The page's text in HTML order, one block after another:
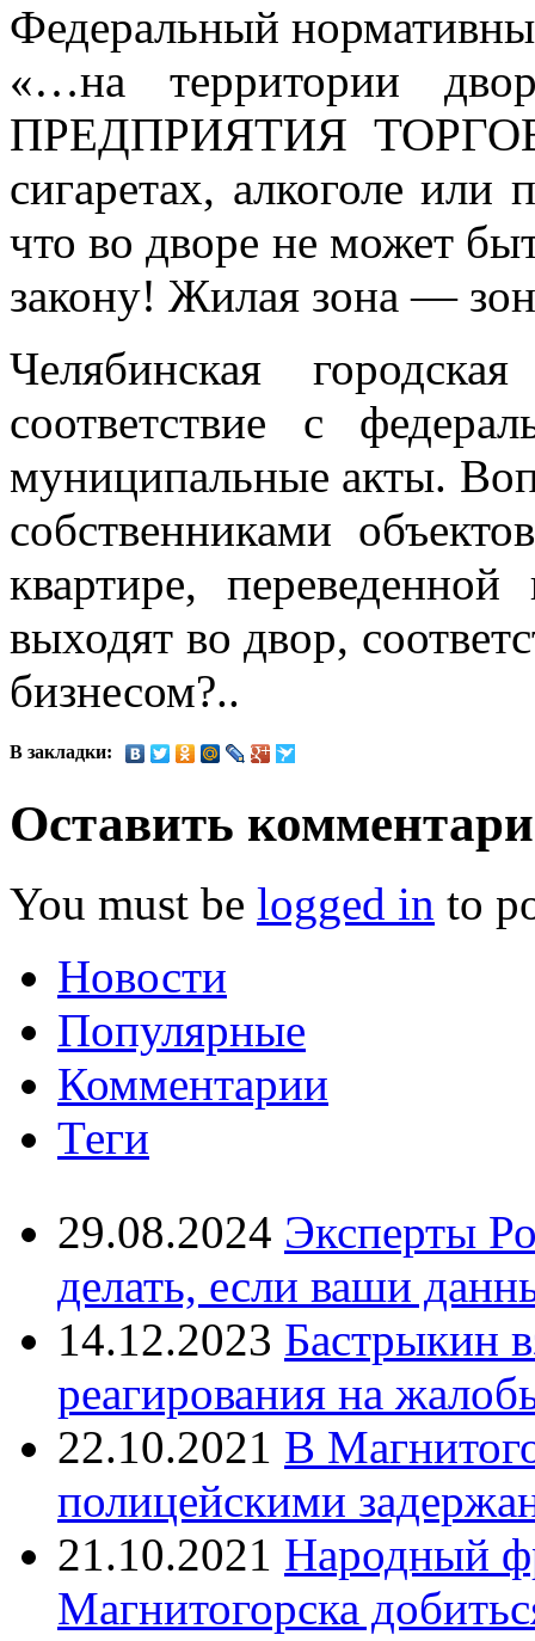
Федеральный
«…на территории
ПРЕДПРИЯТИЯ
сигаретах, алкоголе или
что во дворе не может
закону! Жилая зона —
Челябинская
соответствие с
муниципальные акты.
собственниками
квартире,
выходят во двор,
бизнесом?..
В закладки:
Оставить
You must be logged in to
Новости
Популярные
Комментарии
Теги
29.08.2024 Эксперты
делать, если ваши
14.12.2023 Бастрыкин
реагирования на
22.10.2021 В
полицейскими
21.10.2021 Народный
Магнитогорска